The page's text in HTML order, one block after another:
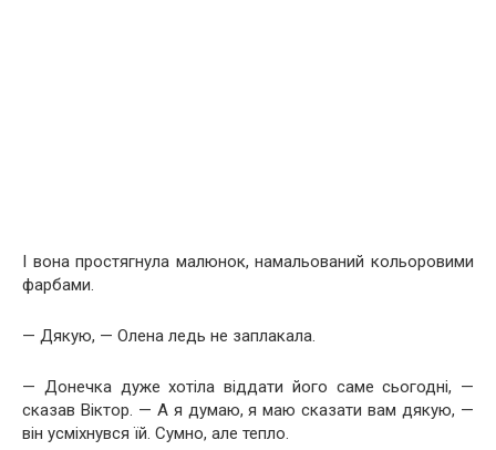
І вона простягнула малюнок, намальований кольоровими
фарбами.
— Дякую, — Олена ледь не заплакала.
— Донечка дуже хотіла віддати його саме сьогодні, —
сказав Віктор. — А я думаю, я маю сказати вам дякую, —
він усміхнувся їй. Сумно, але тепло.